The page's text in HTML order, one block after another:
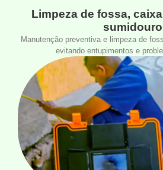
Limpeza de fossa,
sumidouro
Manutenção preventiva e limpeza de
evitando entupimentos e